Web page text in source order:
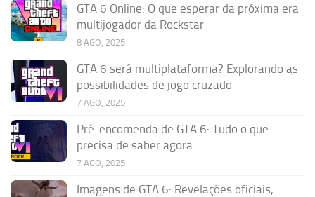
GTA 6 Online: O que esperar da próxima era
multijogador da Rockstar
8 AGO, 2025
GTA 6 será multiplataforma? Explorando as
possibilidades de jogo cruzado
7 AGO, 2025
Pré-encomenda de GTA 6: Tudo o que
precisa de saber agora
7 AGO, 2025
Imagens de GTA 6: Revelações oficiais,